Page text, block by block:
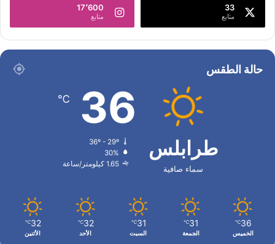
33
متابع
17٬600
متابع
حالة الطقس
طرابلس
سماء صافية
36
℃
36º - 29º
30%
1.65 كيلومتر/ساعة
36
℃
الخميس
31
℃
الجمعة
31
℃
السبت
32
℃
الأحد
32
℃
الأثنين